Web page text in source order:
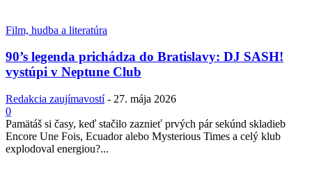
Film, hudba a literatúra
90’s legenda prichádza do Bratislavy: DJ SASH!
vystúpi v Neptune Club
Redakcia zaujímavostí - 27. mája 2026
0
Pamätáš si časy, keď stačilo zaznieť prvých pár sekúnd skladieb
Encore Une Fois, Ecuador alebo Mysterious Times a celý klub
explodoval energiou?...